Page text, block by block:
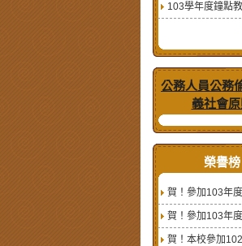
103學年度鐘點
公務人員公務
義社會原
榮譽榜
賀！參加103年
賀！參加103年
賀！本校參加